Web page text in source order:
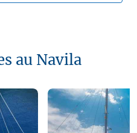
au Navila